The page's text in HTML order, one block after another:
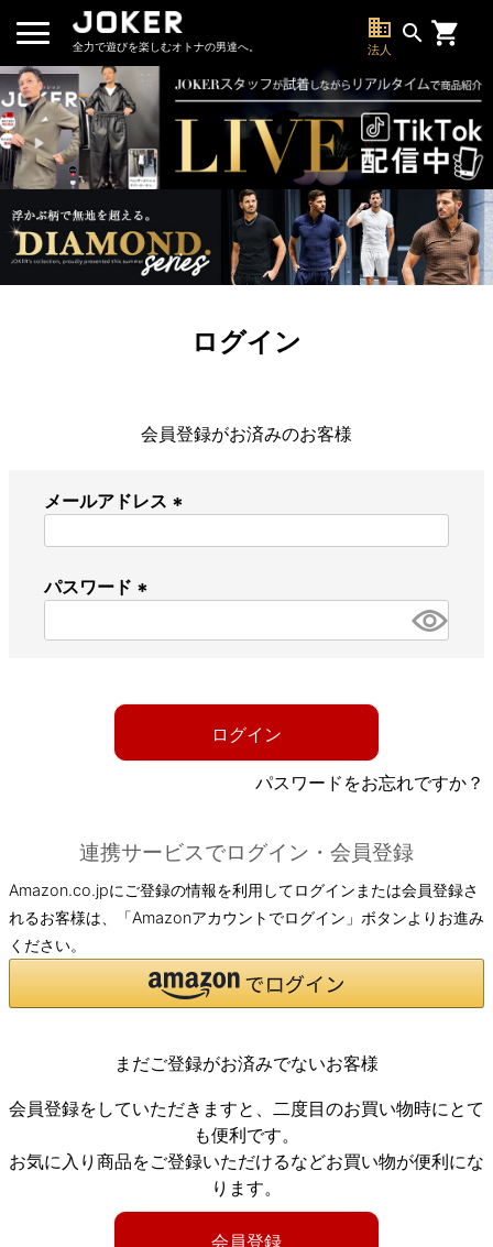
全力で遊びを楽しむオトナの男達へ。
business
法人
search
ログイン
会員登録がお済みのお客様
メールアドレス
パスワード
必
ログイン
パスワードをお忘れですか？
連携サービスでログイン・会員登録
Amazon.co.jpにご登録の情報を利用してログインまたは会員登録さ
れるお客様は、「Amazonアカウントでログイン」ボタンよりお進み
ください。
まだご登録がお済みでないお客様
会員登録をしていただきますと、二度目のお買い物時にとて
も便利です。
お気に入り商品をご登録いただけるなどお買い物が便利にな
ります。
会員登録